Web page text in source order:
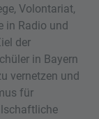
Volontariat,
in Radio und
der
in Bayern
vernetzen und
für